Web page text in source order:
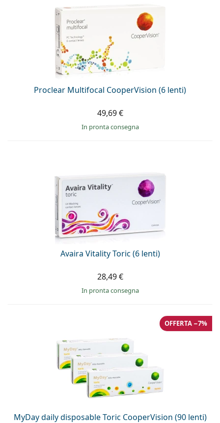
Proclear Multifocal CooperVision (6 lenti)
49,69 €
in pronta consegna
Avaira Vitality Toric (6 lenti)
28,49 €
in pronta consegna
MyDay daily disposable Toric CooperVision (90 lenti)
OFFERTA −7%